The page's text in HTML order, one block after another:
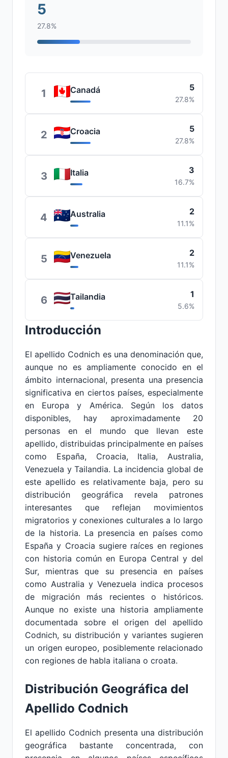
5
27.8%
1 Canadá 5
27.8%
2 Croacia 5
27.8%
3 Italia 3
16.7%
4 Australia 2
11.1%
5 Venezuela 2
11.1%
6 Tailandia 1
5.6%
Introducción
El apellido Codnich es una denominación que,
aunque no es ampliamente conocido en el
ámbito internacional, presenta una presencia
significativa en ciertos países, especialmente
en Europa y América. Según los datos
disponibles, hay aproximadamente 20
personas en el mundo que llevan este
apellido, distribuidas principalmente en países
como España, Croacia, Italia, Australia,
Venezuela y Tailandia. La incidencia global de
este apellido es relativamente baja, pero su
distribución geográfica revela patrones
interesantes que reflejan movimientos
migratorios y conexiones culturales a lo largo
de la historia. La presencia en países como
España y Croacia sugiere raíces en regiones
con historia común en Europa Central y del
Sur, mientras que su presencia en países
como Australia y Venezuela indica procesos
de migración más recientes o históricos.
Aunque no existe una historia ampliamente
documentada sobre el origen del apellido
Codnich, su distribución y variantes sugieren
un origen europeo, posiblemente relacionado
con regiones de habla italiana o croata.
Distribución Geográfica del
Apellido Codnich
El apellido Codnich presenta una distribución
geográfica bastante concentrada, con